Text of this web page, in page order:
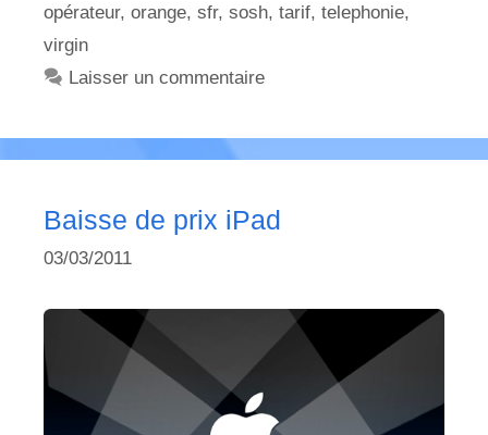
opérateur, orange, sfr, sosh, tarif, telephonie,
virgin
Laisser un commentaire
Baisse de prix iPad
03/03/2011